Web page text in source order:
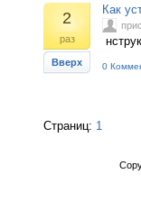
2
раз
Вверх
Как
0
Страниц: 1